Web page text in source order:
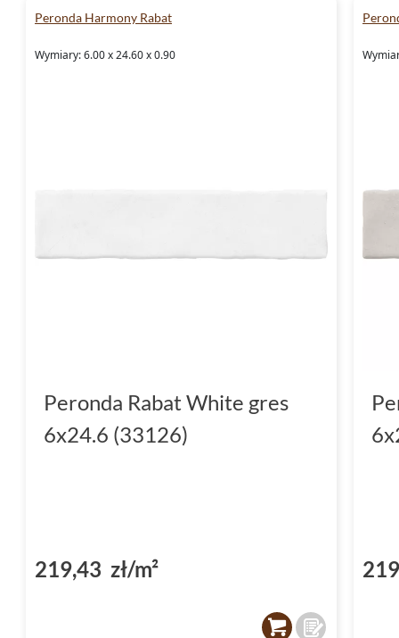
Peronda Harmony Rabat
Wymiary: 6.00 x 24.60 x 0.90
Peronda Rabat White gres
6x24.6 (33126)
219,43 zł/m²